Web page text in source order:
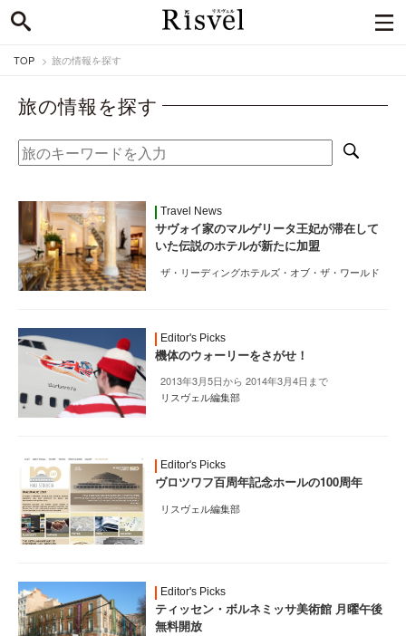
TOP 旅の情報を探す
旅の情報を探す
Travel News
サヴォイ家のマルゲリータ王妃が滞在して
いた伝説のホテルが新たに加盟
ザ・リーディングホテルズ・オブ・ザ・ワールド
Editor's Picks
機体のウォーリーをさがせ！
2013年3月5日から 2014年3月4日まで
リスヴェル編集部
Editor's Picks
ヴロツワフ百周年記念ホールの100周年
リスヴェル編集部
Editor's Picks
ティッセン・ボルネミッサ美術館 月曜午後
無料開放